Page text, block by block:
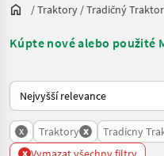
/Traktory /Tradičný Traktor
Kúpte nové alebo použité
Takto se řadí nabídky na
x Traktory x Tradicny
x